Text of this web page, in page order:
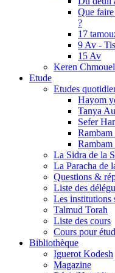
Que
?
17
9 Av -
15 Av
Keren
Etude
Etudes
Hayom
Tanya
Sefer
Rambam
La Sidra de la
La Paracha de
Questions &
Liste des
Les institutions
Talmud Torah
Liste des cours
Cours pour
Bibliothèque
Iguerot Kodesh
Magazine